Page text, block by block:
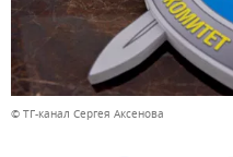
© ТГ-канал Сергея Аксенова